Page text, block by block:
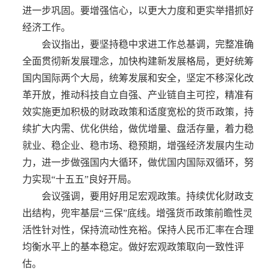
进一步巩固。要增强信心，以更大力度和更实举措抓好
经济工作。
会议指出，要坚持稳中求进工作总基调，完整准确
全面贯彻新发展理念，加快构建新发展格局，更好统筹
国内国际两个大局，统筹发展和安全，坚定不移深化改
革开放，推动科技自立自强、产业链自主可控，精准有
效实施更加积极的财政政策和适度宽松的货币政策，持
续扩大内需、优化供给，做优增量、盘活存量，着力稳
就业、稳企业、稳市场、稳预期，增强经济发展内生动
力，进一步做强国内大循环，做优国内国际双循环，努
力实现“十五五”良好开局。
会议强调，要用好用足宏观政策。持续优化财政支
出结构，兜牢基层“三保”底线。增强货币政策前瞻性灵
活性针对性，保持流动性充裕。保持人民币汇率在合理
均衡水平上的基本稳定。做好宏观政策取向一致性评
估。